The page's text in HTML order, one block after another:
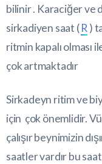
bilinir . Karaciğer ve
sirkadiyen saat (R )
ritmin kapalı
çok artmaktadır
Sirkadeyn ritim ve
için çok önemlidir.
çalışır beynimizin
saatler vardır bu